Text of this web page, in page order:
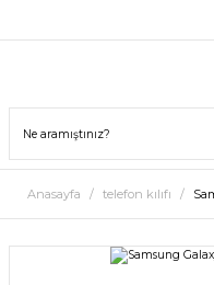
Anasayfa telefon kılıfı